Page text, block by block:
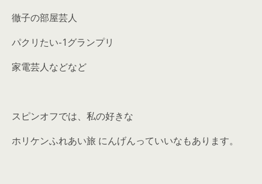
徹子の部屋芸人
パクリたい-1グランプリ
家電芸人などなど
スピンオフでは、私の好きな
ホリケンふれあい旅 にんげんっていいなもあります。